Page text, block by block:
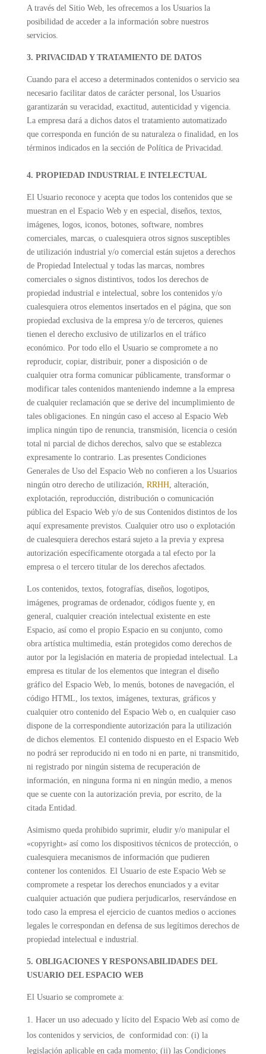
A través del Sitio Web, les ofrecemos a los Usuarios la
posibilidad de acceder a la información sobre nuestros
servicios.
3. PRIVACIDAD Y TRATAMIENTO DE DATOS
Cuando para el acceso a determinados contenidos o servicio sea
necesario facilitar datos de carácter personal, los Usuarios
garantizarán su veracidad, exactitud, autenticidad y vigencia.
La empresa dará a dichos datos el tratamiento automatizado
que corresponda en función de su naturaleza o finalidad, en los
términos indicados en la sección de Política de Privacidad.
4. PROPIEDAD INDUSTRIAL E INTELECTUAL
El Usuario reconoce y acepta que todos los contenidos que se
muestran en el Espacio Web y en especial, diseños, textos,
imágenes, logos, iconos, botones, software, nombres
comerciales, marcas, o cualesquiera otros signos susceptibles
de utilización industrial y/o comercial están sujetos a derechos
de Propiedad Intelectual y todas las marcas, nombres
comerciales o signos distintivos, todos los derechos de
propiedad industrial e intelectual, sobre los contenidos y/o
cualesquiera otros elementos insertados en el página, que son
propiedad exclusiva de la empresa y/o de terceros, quienes
tienen el derecho exclusivo de utilizarlos en el tráfico
económico. Por todo ello el Usuario se compromete a no
reproducir, copiar, distribuir, poner a disposición o de
cualquier otra forma comunicar públicamente, transformar o
modificar tales contenidos manteniendo indemne a la empresa
de cualquier reclamación que se derive del incumplimiento de
tales obligaciones. En ningún caso el acceso al Espacio Web
implica ningún tipo de renuncia, transmisión, licencia o cesión
total ni parcial de dichos derechos, salvo que se establezca
expresamente lo contrario. Las presentes Condiciones
Generales de Uso del Espacio Web no confieren a los Usuarios
ningún otro derecho de utilización, RRHH, alteración,
explotación, reproducción, distribución o comunicación
pública del Espacio Web y/o de sus Contenidos distintos de los
aquí expresamente previstos. Cualquier otro uso o explotación
de cualesquiera derechos estará sujeto a la previa y expresa
autorización específicamente otorgada a tal efecto por la
empresa o el tercero titular de los derechos afectados.
Los contenidos, textos, fotografías, diseños, logotipos,
imágenes, programas de ordenador, códigos fuente y, en
general, cualquier creación intelectual existente en este
Espacio, así como el propio Espacio en su conjunto, como
obra artística multimedia, están protegidos como derechos de
autor por la legislación en materia de propiedad intelectual. La
empresa es titular de los elementos que integran el diseño
gráfico del Espacio Web, lo menús, botones de navegación, el
código HTML, los textos, imágenes, texturas, gráficos y
cualquier otro contenido del Espacio Web o, en cualquier caso
dispone de la correspondiente autorización para la utilización
de dichos elementos. El contenido dispuesto en el Espacio Web
no podrá ser reproducido ni en todo ni en parte, ni transmitido,
ni registrado por ningún sistema de recuperación de
información, en ninguna forma ni en ningún medio, a menos
que se cuente con la autorización previa, por escrito, de la
citada Entidad.
Asimismo queda prohibido suprimir, eludir y/o manipular el
«copyright» así como los dispositivos técnicos de protección, o
cualesquiera mecanismos de información que pudieren
contener los contenidos. El Usuario de este Espacio Web se
compromete a respetar los derechos enunciados y a evitar
cualquier actuación que pudiera perjudicarlos, reservándose en
todo caso la empresa el ejercicio de cuantos medios o acciones
legales le correspondan en defensa de sus legítimos derechos de
propiedad intelectual e industrial.
5. OBLIGACIONES Y RESPONSABILIDADES DEL
USUARIO DEL ESPACIO WEB
El Usuario se compromete a:
Hacer un uso adecuado y lícito del Espacio Web así como de
los contenidos y servicios, de conformidad con: (i) la
legislación aplicable en cada momento; (ii) las Condiciones